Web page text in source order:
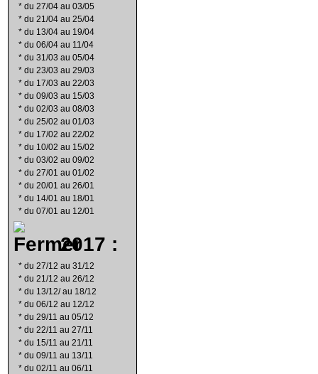
* du 27/04 au 03/05
* du 21/04 au 25/04
* du 13/04 au 19/04
* du 06/04 au 11/04
* du 31/03 au 05/04
* du 23/03 au 29/03
* du 17/03 au 22/03
* du 09/03 au 15/03
* du 02/03 au 08/03
* du 25/02 au 01/03
* du 17/02 au 22/02
* du 10/02 au 15/02
* du 03/02 au 09/02
* du 27/01 au 01/02
* du 20/01 au 26/01
* du 14/01 au 18/01
* du 07/01 au 12/01
2017 :
* du 27/12 au 31/12
* du 21/12 au 26/12
* du 13/12/ au 18/12
* du 06/12 au 12/12
* du 29/11 au 05/12
* du 22/11 au 27/11
* du 15/11 au 21/11
* du 09/11 au 13/11
* du 02/11 au 06/11